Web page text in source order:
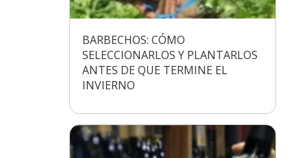
BARBECHOS: CÓMO
SELECCIONARLOS Y PLANTARLOS
ANTES DE QUE TERMINE EL
INVIERNO